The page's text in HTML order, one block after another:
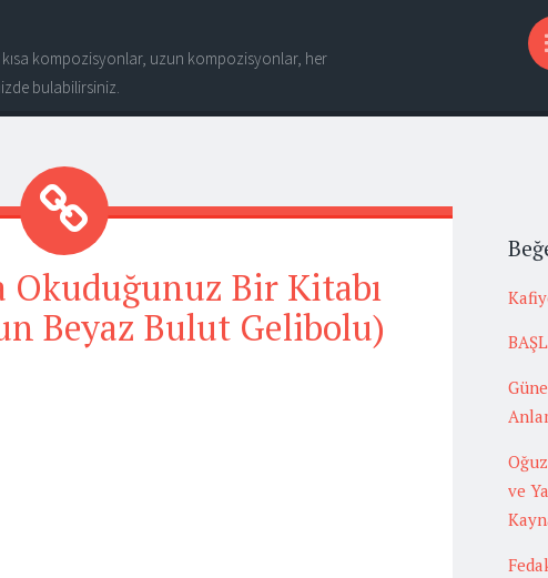
kompozisyonlar, uzun kompozisyonlar, her
bulabilirsiniz.
Okuduğunuz Bir Kitabı
Beyaz Bulut Gelibolu)
ve